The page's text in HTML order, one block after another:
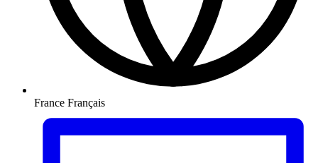
France Français